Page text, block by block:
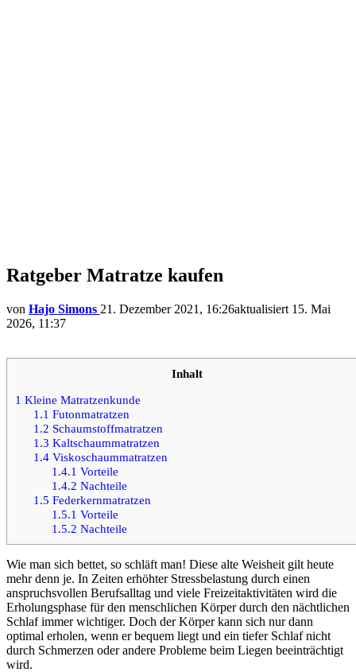
Ratgeber Matratze kaufen
von Hajo Simons 21. Dezember 2021, 16:26aktualisiert 15. Mai
2026, 11:37
Inhalt
1 Kleine Matratzenkunde
1.1 Futonmatratzen
1.2 Schaumstoffmatratzen
1.3 Kaltschaummatratzen
1.4Viskoschaummatratzen
1.4.1 Vorteile
1.4.2 Nachteile
1.5 Federkernmatratzen
1.5.1 Vorteile
1.5.2 Nachteile
Wie man sich bettet, so schläft man! Diese alte Weisheit gilt heute
mehr denn je. In Zeiten erhöhter Stressbelastung durch einen
anspruchsvollen Berufsalltag und viele Freizeitaktivitäten wird die
Erholungsphase für den menschlichen Körper durch den nächtlichen
Schlaf immer wichtiger. Doch der Körper kann sich nur dann
optimal erholen, wenn er bequem liegt und ein tiefer Schlaf nicht
durch Schmerzen oder andere Probleme beim Liegen beeinträchtigt
wird.